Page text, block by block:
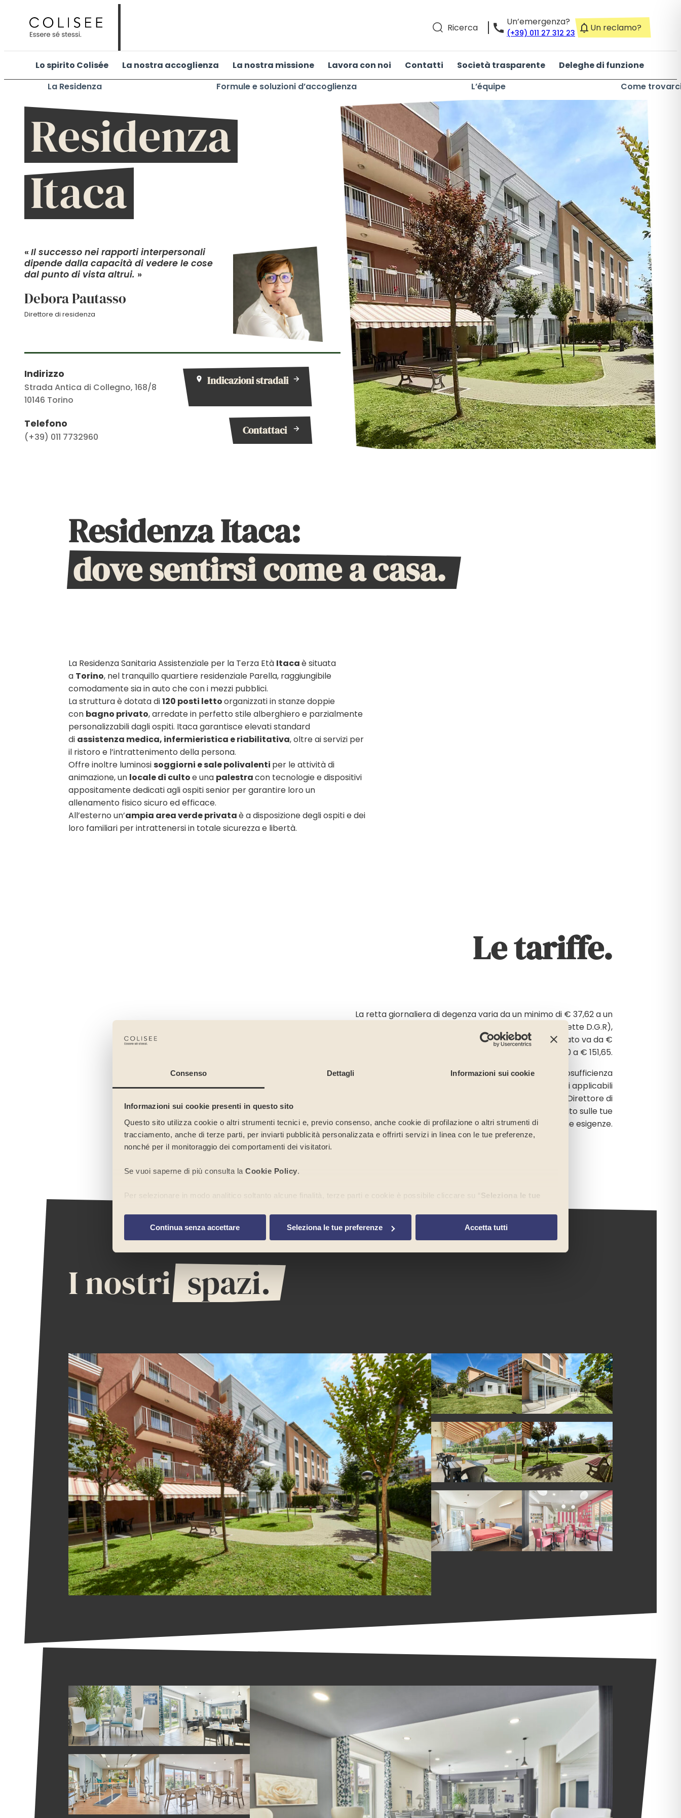
Consenso Dettagli Informazioni sui cookie
Informazioni sui cookie presenti in questo sito
Questo sito utilizza cookie o altri strumenti tecnici e, previo consenso, anche cookie di profilazione o altri strumenti di
tracciamento, anche di terze parti, per inviarti pubblicità personalizzata e offrirti servizi in linea con le tue preferenze,
nonché per il monitoraggio dei comportamenti dei visitatori.
Se vuoi saperne di più consulta la Cookie Policy.
Per selezionare in modo analitico soltanto alcune finalità, terze parti e cookie è possibile cliccare su “Seleziona le tue
Continua senza accettare
Seleziona le tue preferenze Accetta tutti
contenuto
Ricerca Un’emergenza?
(+39) 011 27 312 23 Un reclamo?
Lo spirito Colisée La nostra accoglienza La nostra missione Lavora con noi Contatti Società trasparente Deleghe di funzione
Residenza
Itaca
« Il successo nei rapporti interpersonali
dipende dalla capacità di vedere le cose
dal punto di vista altrui. »
Debora Pautasso
Direttore di residenza
Indirizzo
Strada Antica di Collegno, 168/8
10146 Torino
Indicazioni stradali
Telefono
(+39) 011 7732960
Contattaci
La Residenza Formule e soluzioni d’accoglienza L’équipe Come
Residenza Itaca:
dove sentirsi come a casa.
La Residenza Sanitaria Assistenziale per la Terza Età Itacaè situata
a Torino, nel tranquillo quartiere residenziale Parella, raggiungibile
comodamente sia in auto che con i mezzi pubblici.
La struttura è dotata di120 posti lettoorganizzati in stanze doppie
con bagno privato, arredate in perfetto stile alberghiero e parzialmente
personalizzabili dagli ospiti. Itaca garantisce elevati standard
di assistenza medica, infermieristica e riabilitativa, oltre ai servizi per
il ristoro e l’intrattenimento della persona.
Offre inoltre luminosi soggiorni e sale polivalenti per le attività di
animazione, un locale di cultoe una palestracon tecnologie e dispositivi
appositamente dedicati agli ospiti senior per garantire loro un
allenamento fisico sicuro ed efficace.
All’esterno un’ampia area verde privataè a disposizione degli ospiti e dei
loro familiari per intrattenersi in totale sicurezza e libertà.
Le tariffe.
La retta giornaliera di degenza varia da un minimo di € 37,62 a un
massimo di € 54,91 per gli ospiti convenzionati (rif. Rette D.G.R),
mentre la retta giornaliera per gli ospiti a regime privato va da €
110,00 a € 151,65.
Le rette possono variare in base al livello di autosufficienza
dell’ospite, alla presenza di eventuali convenzioni applicabili
all’interessato, pertanto ti invitiamo a contattare il Direttore di
struttura per avere un preventivo dettagliato, ritagliato sulle tue
specifiche esigenze.
I nostri spazi.